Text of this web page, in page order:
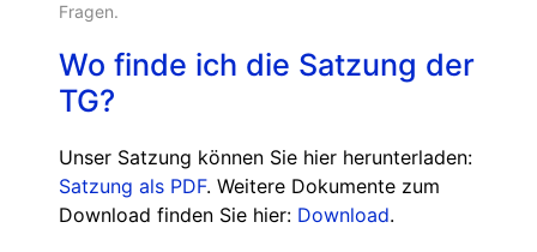
Fragen.
Wo finde ich die Satzung der
TG?
Unser Satzung können Sie hier herunterladen:
Satzung als PDF. Weitere Dokumente zum
Download finden Sie hier: Download.